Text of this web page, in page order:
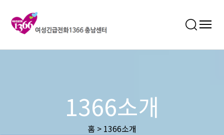
1366소개
홈 > 1366소개